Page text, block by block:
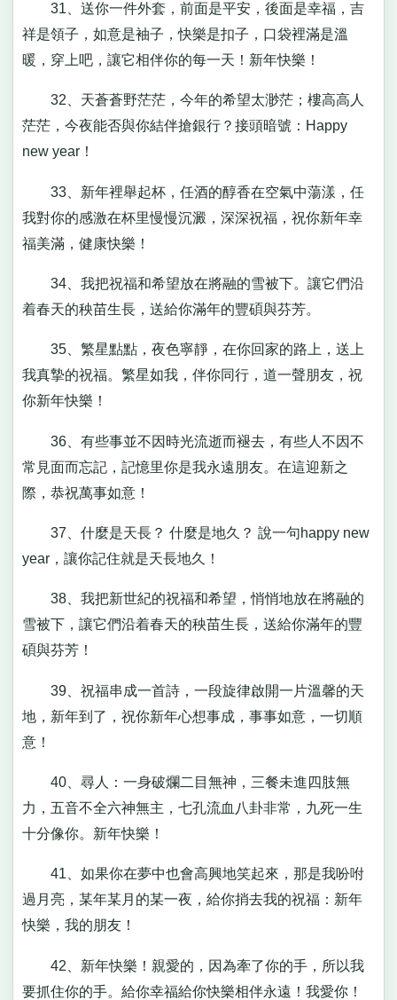
31、送你一件外套，前面是平安，後面是幸福，吉
祥是領子，如意是袖子，快樂是扣子，口袋裡滿是溫
暖，穿上吧，讓它相伴你的每一天！新年快樂！
32、天蒼蒼野茫茫，今年的希望太渺茫；樓高高人
茫茫，今夜能否與你結伴搶銀行？接頭暗號：Happy
new year！
33、新年裡舉起杯，任酒的醇香在空氣中蕩漾，任
我對你的感激在杯里慢慢沉澱，深深祝福，祝你新年幸
福美滿，健康快樂！
34、我把祝福和希望放在將融的雪被下。讓它們沿
着春天的秧苗生長，送給你滿年的豐碩與芬芳。
35、繁星點點，夜色寧靜，在你回家的路上，送上
我真摯的祝福。繁星如我，伴你同行，道一聲朋友，祝
你新年快樂！
36、有些事並不因時光流逝而褪去，有些人不因不
常見面而忘記，記憶里你是我永遠朋友。在這迎新之
際，恭祝萬事如意！
37、什麼是天長？ 什麼是地久？ 說一句happy new
year，讓你記住就是天長地久！
38、我把新世紀的祝福和希望，悄悄地放在將融的
雪被下，讓它們沿着春天的秧苗生長，送給你滿年的豐
碩與芬芳！
39、祝福串成一首詩，一段旋律啟開一片溫馨的天
地，新年到了，祝你新年心想事成，事事如意，一切順
意！
40、尋人：一身破爛二目無神，三餐未進四肢無
力，五音不全六神無主，七孔流血八卦非常，九死一生
十分像你。新年快樂！
41、如果你在夢中也會高興地笑起來，那是我吩咐
過月亮，某年某月的某一夜，給你捎去我的祝福：新年
快樂，我的朋友！
42、新年快樂！親愛的，因為牽了你的手，所以我
要抓住你的手。給你幸福給你快樂相伴永遠！我愛你！